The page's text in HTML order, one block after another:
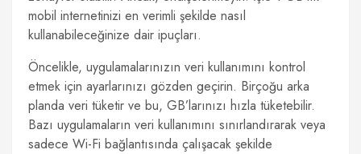
mobil internetinizi en verimli şekilde nasıl
kullanabileceğinize dair ipuçları.
Öncelikle, uygulamalarınızın veri kullanımını kontrol
etmek için ayarlarınızı gözden geçirin. Birçoğu arka
planda veri tüketir ve bu, GB’larınızı hızla tüketebilir.
Bazı uygulamaların veri kullanımını sınırlandırarak veya
sadece Wi-Fi bağlantısında çalışacak şekilde